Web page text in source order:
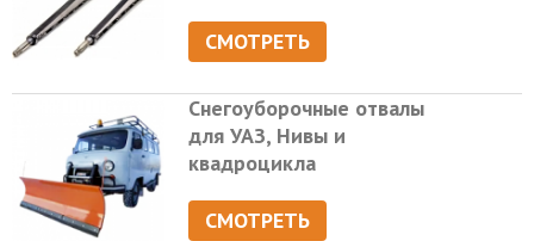
СМОТРЕТЬ
Снегоуборочные отвалы
для УАЗ, Нивы и
квадроцикла
СМОТРЕТЬ